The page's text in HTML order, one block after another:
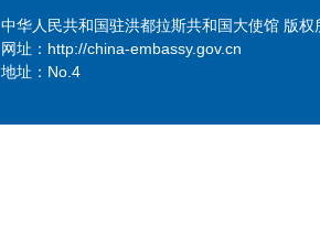
中华人民共和国驻洪都拉斯共和国大使馆 版权
网址：http://china-embassy.gov.cn
地址：No.4